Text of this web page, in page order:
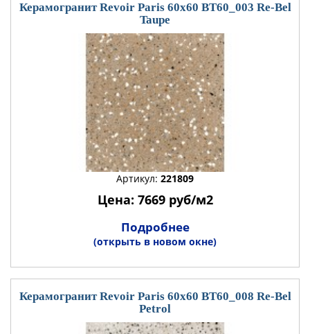
Керамогранит Revoir Paris 60x60 BT60_003 Re-Bel
Taupe
Артикул: 221809
Цена: 7669 руб/м2
Подробнее
(открыть в новом окне)
Керамогранит Revoir Paris 60x60 BT60_008 Re-Bel
Petrol